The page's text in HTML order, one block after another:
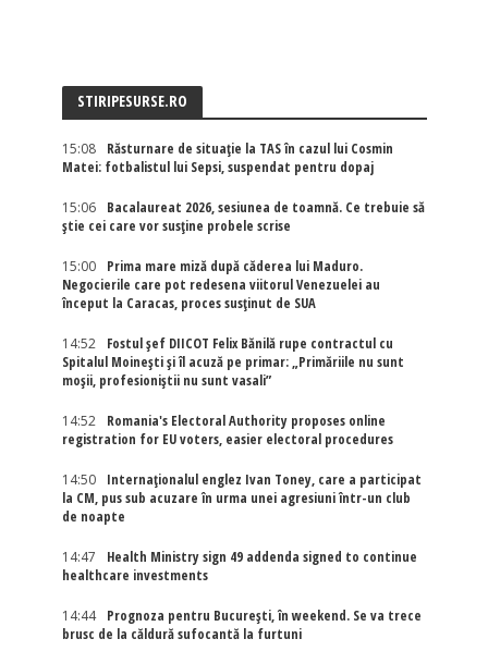
STIRIPESURSE.RO
15:08
Răsturnare de situație la TAS în cazul lui Cosmin
Matei: fotbalistul lui Sepsi, suspendat pentru dopaj
15:06
Bacalaureat 2026, sesiunea de toamnă. Ce trebuie să
știe cei care vor susține probele scrise
15:00
Prima mare miză după căderea lui Maduro.
Negocierile care pot redesena viitorul Venezuelei au
început la Caracas, proces susținut de SUA
14:52
Fostul șef DIICOT Felix Bănilă rupe contractul cu
Spitalul Moinești și îl acuză pe primar: „Primăriile nu sunt
moșii, profesioniștii nu sunt vasali”
14:52
Romania's Electoral Authority proposes online
registration for EU voters, easier electoral procedures
14:50
Internaţionalul englez Ivan Toney, care a participat
la CM, pus sub acuzare în urma unei agresiuni într-un club
de noapte
14:47
Health Ministry sign 49 addenda signed to continue
healthcare investments
14:44
Prognoza pentru București, în weekend. Se va trece
brusc de la căldură sufocantă la furtuni